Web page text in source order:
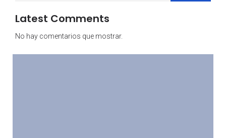
Latest Comments
No hay comentarios que mostrar.